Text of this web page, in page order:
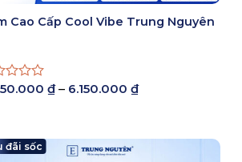
Cao Cấp Cool Vibe Trung Nguyên
₫ – 6.150.000 ₫Khoảng
đến
đãi sốc